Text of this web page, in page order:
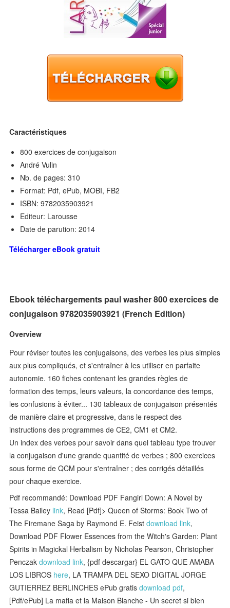
Caractéristiques
800 exercices de conjugaison
André Vulin
Nb. de pages: 310
Format: Pdf, ePub, MOBI, FB2
ISBN: 9782035903921
Editeur: Larousse
Date de parution: 2014
Télécharger eBook gratuit
Ebook téléchargements paul washer 800 exercices de
conjugaison 9782035903921 (French Edition)
Overview
Pour réviser toutes les conjugaisons, des verbes les plus simples
aux plus compliqués, et s'entraîner à les utiliser en parfaite
autonomie. 160 fiches contenant les grandes règles de
formation des temps, leurs valeurs, la concordance des temps,
les confusions à éviter... 130 tableaux de conjugaison présentés
de manière claire et progressive, dans le respect des
instructions des programmes de CE2, CM1 et CM2.
Un index des verbes pour savoir dans quel tableau type trouver
la conjugaison d'une grande quantité de verbes ; 800 exercices
sous forme de QCM pour s'entraîner ; des corrigés détaillés
pour chaque exercice.
Pdf recommandé: Download PDF Fangirl Down: A Novel by
Tessa Bailey link, Read [Pdf]> Queen of Storms: Book Two of
The Firemane Saga by Raymond E. Feistdownload link,
Download PDF Flower Essences from the Witch's Garden: Plant
Spirits in Magickal Herbalism by Nicholas Pearson, Christopher
Penczakdownload link, {pdf descargar} EL GATO QUE AMABA
LOS LIBROS here, LA TRAMPA DEL SEXO DIGITAL JORGE
GUTIERREZ BERLINCHES ePub gratisdownload pdf,
[Pdf/ePub] La mafia et la Maison Blanche - Un secret si bien